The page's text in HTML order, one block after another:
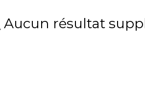
Aucun résultat